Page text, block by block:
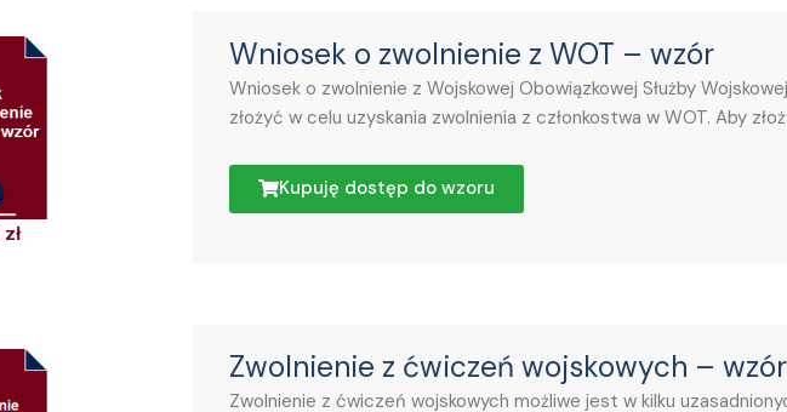
zł
Wniosek o zwolnienie z WOT – wzór
Wniosek o zwolnienie z Wojskowej Obowiązkowej Służby
złożyć w celu uzyskania zwolnienia z członkostwa w WOT. Aby
Kupuję dostęp do wzoru
Zwolnienie z ćwiczeń wojskowych – wzór
Zwolnienie z ćwiczeń wojskowych możliwe jest w kilku